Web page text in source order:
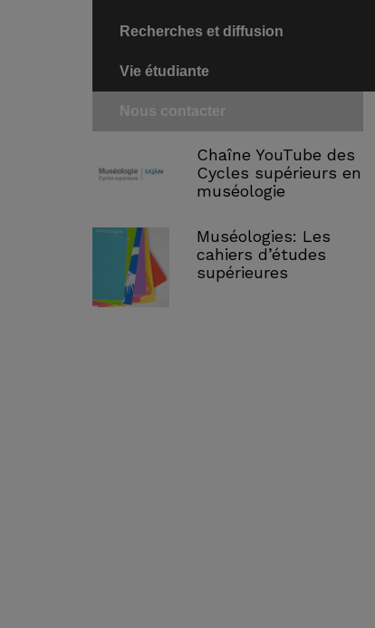
Recherches et diffusion
Vie étudiante
Nous contacter
Chaîne YouTube des
Cycles supérieurs en
muséologie
Muséologies: Les
cahiers d’études
supérieures